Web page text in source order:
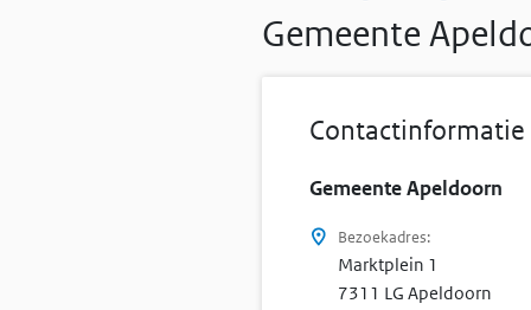
Gemeente
Contactinformatie
Gemeente Apeldoorn
Bezoekadres:
Marktplein 1
7 3 1 1 L G
7311 LG Apeldoorn